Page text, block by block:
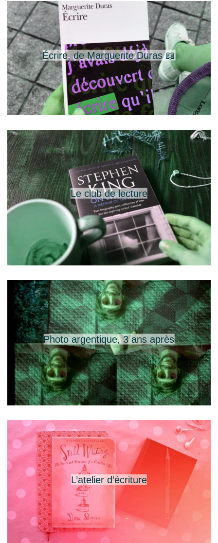
Écrire, de Marguerite Duras 📖
Le club de lecture
Photo argentique, 3 ans après
L’atelier d’écriture